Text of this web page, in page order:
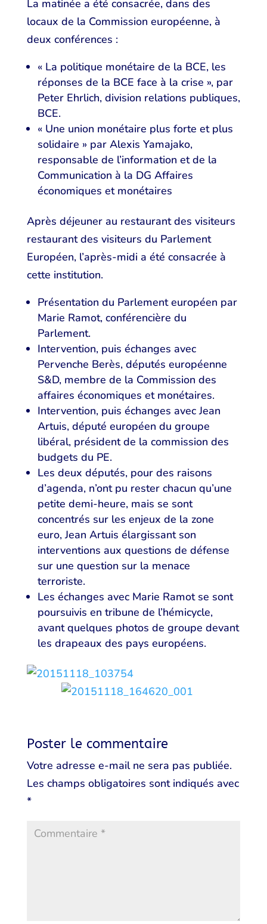
La matinée a été consacrée, dans des
locaux de la Commission européenne, à
deux conférences :
« La politique monétaire de la BCE, les
réponses de la BCE face à la crise », par
Peter Ehrlich, division relations publiques,
BCE.
« Une union monétaire plus forte et plus
solidaire » par Alexis Yamajako,
responsable de l’information et de la
Communication à la DG Affaires
économiques et monétaires
Après déjeuner au restaurant des visiteurs
restaurant des visiteurs du Parlement
Européen, l’après-midi a été consacrée à
cette institution.
Présentation du Parlement européen par
Marie Ramot, conférencière du
Parlement.
Intervention, puis échanges avec
Pervenche Berès, députés européenne
S&D, membre de la Commission des
affaires économiques et monétaires.
Intervention, puis échanges avec Jean
Artuis, député européen du groupe
libéral, président de la commission des
budgets du PE.
Les deux députés, pour des raisons
d’agenda, n’ont pu rester chacun qu’une
petite demi-heure, mais se sont
concentrés sur les enjeux de la zone
euro, Jean Artuis élargissant son
interventions aux questions de défense
sur une question sur la menace
terroriste.
Les échanges avec Marie Ramot se sont
poursuivis en tribune de l’hémicycle,
avant quelques photos de groupe devant
les drapeaux des pays européens.
Poster le commentaire
Votre adresse e-mail ne sera pas publiée.
Les champs obligatoires sont indiqués avec
*